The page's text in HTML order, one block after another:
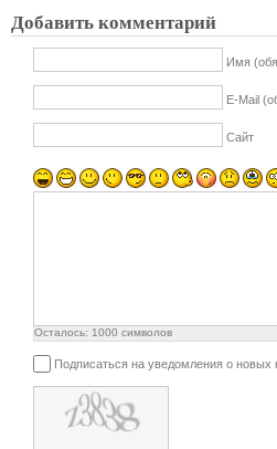
Добавить комментарий
Имя
E-Mail
Сайт
Осталось: 1000 символов
Подписаться на уведомления о новых